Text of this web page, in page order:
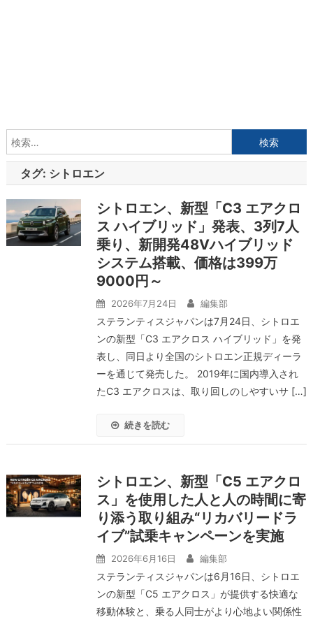
索:
タグ: シトロエン
シトロエン、新型「C3 エアクロ
ス ハイブリッド」発表、3列7人
乗り、新開発48Vハイブリッド
システム搭載、価格は399万
9000円～
2026年7月24日 編集部
ステランティスジャパンは7月24日、シトロエ
ンの新型「C3 エアクロス ハイブリッド」を発
表し、同日より全国のシトロエン正規ディーラ
ーを通じて発売した。 2019年に国内導入され
たC3 エアクロスは、取り回しのしやすいサ […]
続きを読む
シトロエン、新型「C5 エアクロ
ス」を使用した人と人の時間に寄
り添う取り組み“リカバリードラ
イブ”試乗キャンペーンを実施
2026年6月16日 編集部
ステランティスジャパンは6月16日、シトロエ
ンの新型「C5 エアクロス」が提供する快適な
移動体験と、乗る人同士がより心地よい関係性